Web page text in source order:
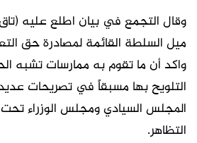
وقال التجمع في بيان اطلع عليه
ميل السلطة القائمة لمصادرة حق
واكد أن ما تقوم به ممارسات تشبه
التلويح بها مسبقاً في تصريحات
المجلس السيادي ومجلس الوزراء
التظاهر.